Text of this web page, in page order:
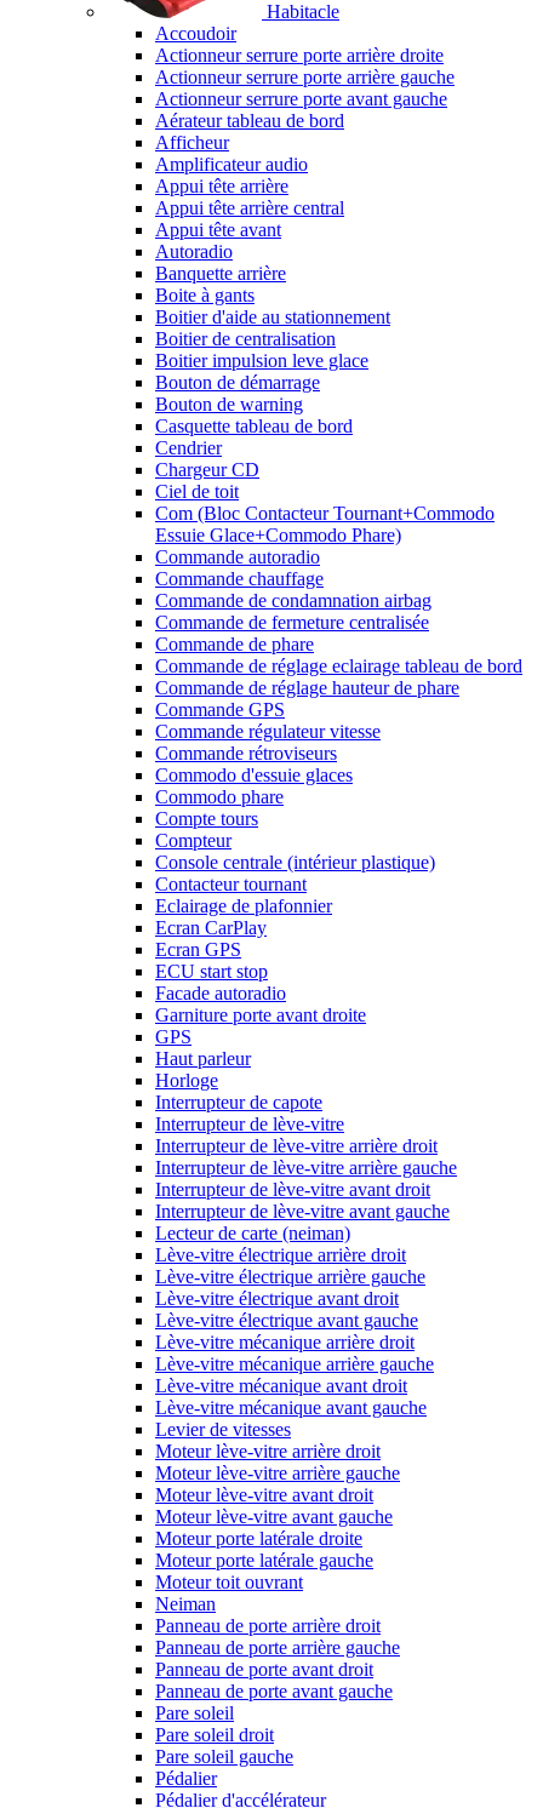
Habitacle
Accoudoir
Actionneur serrure porte arrière droite
Actionneur serrure porte arrière gauche
Actionneur serrure porte avant gauche
Aérateur tableau de bord
Afficheur
Amplificateur audio
Appui tête arrière
Appui tête arrière central
Appui tête avant
Autoradio
Banquette arrière
Boite à gants
Boitier d'aide au stationnement
Boitier de centralisation
Boitier impulsion leve glace
Bouton de démarrage
Bouton de warning
Casquette tableau de bord
Cendrier
Chargeur CD
Ciel de toit
Com (Bloc Contacteur Tournant+Commodo
Essuie Glace+Commodo Phare)
Commande autoradio
Commande chauffage
Commande de condamnation airbag
Commande de fermeture centralisée
Commande de phare
Commande de réglage eclairage tableau de bord
Commande de réglage hauteur de phare
Commande GPS
Commande régulateur vitesse
Commande rétroviseurs
Commodo d'essuie glaces
Commodo phare
Compte tours
Compteur
Console centrale (intérieur plastique)
Contacteur tournant
Eclairage de plafonnier
Ecran CarPlay
Ecran GPS
ECU start stop
Facade autoradio
Garniture porte avant droite
GPS
Haut parleur
Horloge
Interrupteur de capote
Interrupteur de lève-vitre
Interrupteur de lève-vitre arrière droit
Interrupteur de lève-vitre arrière gauche
Interrupteur de lève-vitre avant droit
Interrupteur de lève-vitre avant gauche
Lecteur de carte (neiman)
Lève-vitre électrique arrière droit
Lève-vitre électrique arrière gauche
Lève-vitre électrique avant droit
Lève-vitre électrique avant gauche
Lève-vitre mécanique arrière droit
Lève-vitre mécanique arrière gauche
Lève-vitre mécanique avant droit
Lève-vitre mécanique avant gauche
Levier de vitesses
Moteur lève-vitre arrière droit
Moteur lève-vitre arrière gauche
Moteur lève-vitre avant droit
Moteur lève-vitre avant gauche
Moteur porte latérale droite
Moteur porte latérale gauche
Moteur toit ouvrant
Neiman
Panneau de porte arrière droit
Panneau de porte arrière gauche
Panneau de porte avant droit
Panneau de porte avant gauche
Pare soleil
Pare soleil droit
Pare soleil gauche
Pédalier
Pédalier d'accélérateur